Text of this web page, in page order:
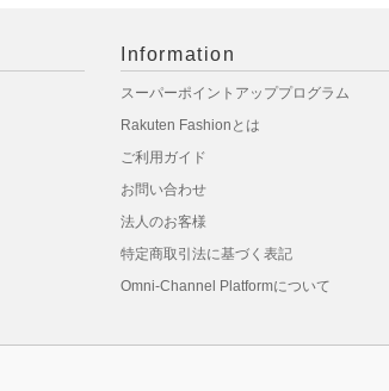
Information
スーパーポイントアッププログラム
Rakuten Fashionとは
ご利用ガイド
お問い合わせ
法人のお客様
特定商取引法に基づく表記
Omni-Channel Platformについて